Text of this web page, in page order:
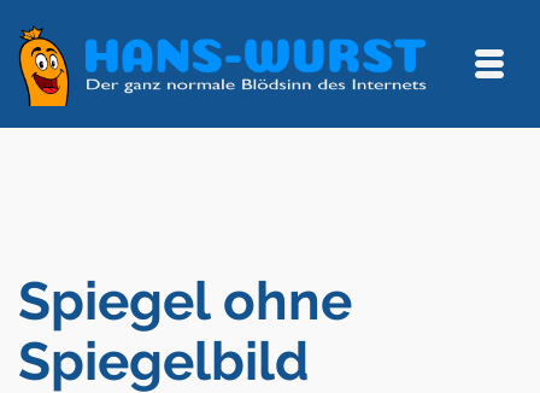
Spiegel ohne
Spiegelbild